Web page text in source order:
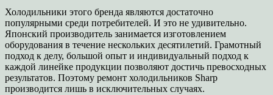
Холодильники этого бренда являются достаточно
популярными среди потребителей. И это не удивительно.
Японский производитель занимается изготовлением
оборудования в течение нескольких десятилетий. Грамотный
подход к делу, большой опыт и индивидуальный подход к
каждой линейке продукции позволяют достичь превосходных
результатов. Поэтому ремонт холодильников Sharp
производится лишь в исключительных случаях.